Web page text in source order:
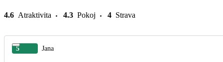
4.6 Atraktivita 4.3 Pokoj 4 Strava
5 Jana